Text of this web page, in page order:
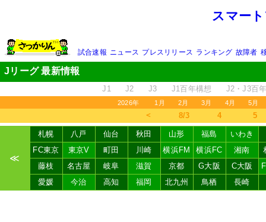
スマー
試合速報 ニュース プレスリリース ランキング 故障者
Jリーグ 最新情報
J1 J2 J3 J1百年構想 J2・J3百
2026年 1月 2月 3月 4月 5月
＜ 8/3 4 5
≪
札幌 八戸 仙台 秋田 山形 福島
いわき
FC東京
東京V 町田 川崎 横浜FM 横浜FC 湘南
藤枝
名古屋 岐阜 滋賀 京都 G大阪 C大阪
愛媛
今治 高知 福岡 北九州 鳥栖 長崎